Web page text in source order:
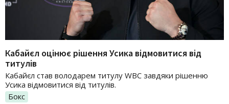
Кабайєл оцінює рішення Усика відмовитися від
титулів
Кабайєл став володарем титулу WBC завдяки рішенню
Усика відмовитися від титулів.
Бокс